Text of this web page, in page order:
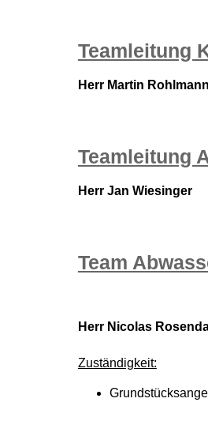
Teamleitung
Herr Martin Rohlmann
Teamleitung
Herr Jan Wiesinger
Team
Herr Nicolas
Zuständigkeit: